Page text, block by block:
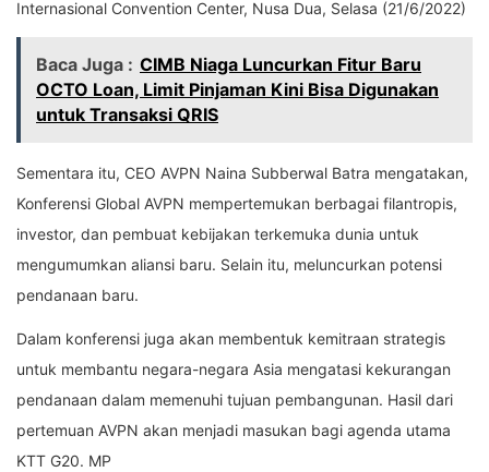
Internasional Convention Center, Nusa Dua, Selasa (21/6/2022)
Baca Juga : CIMB Niaga Luncurkan Fitur Baru
OCTO Loan, Limit Pinjaman Kini Bisa Digunakan
untuk Transaksi QRIS
Sementara itu, CEO AVPN Naina Subberwal Batra mengatakan,
Konferensi Global AVPN mempertemukan berbagai filantropis,
investor, dan pembuat kebijakan terkemuka dunia untuk
mengumumkan aliansi baru. Selain itu, meluncurkan potensi
pendanaan baru.
Dalam konferensi juga akan membentuk kemitraan strategis
untuk membantu negara-negara Asia mengatasi kekurangan
pendanaan dalam memenuhi tujuan pembangunan. Hasil dari
pertemuan AVPN akan menjadi masukan bagi agenda utama
KTT G20. MP